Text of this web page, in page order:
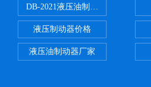
DB-2021液压油制动器
液压制动器价格
液压油制动器厂家